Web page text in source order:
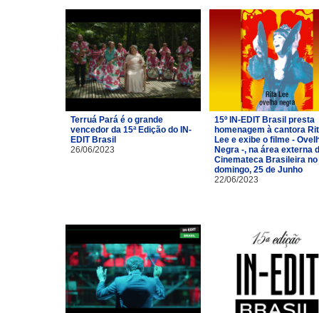
Terruá Pará é o grande
vencedor da 15ª Edição do IN-
EDIT Brasil
26/06/2023
15º IN-EDIT Brasil presta
homenagem à cantora
Lee e exibe o filme -
Negra -, na área externa
Cinemateca Brasileira no
domingo, 25 de Junho
22/06/2023